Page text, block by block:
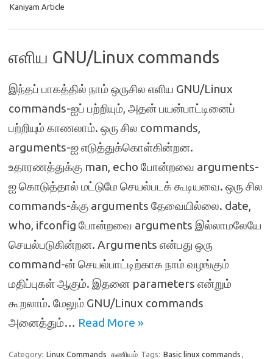
Kaniyam Article
எளிய GNU/Linux commands
இந்தப் பாகத்தில் நாம் ஒருசில எளிய GNU/Linux
commands-ஐப் பற்றியும், அதன் பயன்பாட்டினைப்
பற்றியும் காணலாம். ஒரு சில commands,
arguments-ஐ எடுத்துக்கொள்கின்றன.
உதாரணத்துக்கு man, echo போன்றவை arguments-
ஐ கொடுத்தால் மட்டுமே செயல்படக் கூடியவை. ஒரு சில
commands-க்கு arguments தேவையில்லை. date,
who, ifconfig போன்றவை arguments இல்லாமலேயே
செயல்படுகின்றன. Arguments என்பது ஒரு
command-ன் செயல்பாட்டிற்காக நாம் வழங்கும்
மதிப்புகள் ஆகும். இதனை parameters என்றும்
கூறலாம். மேலும் GNU/Linux commands
அனைத்தும்… Read More »
Category: Linux Commands கணியம் Tags: Basic linux commands ,